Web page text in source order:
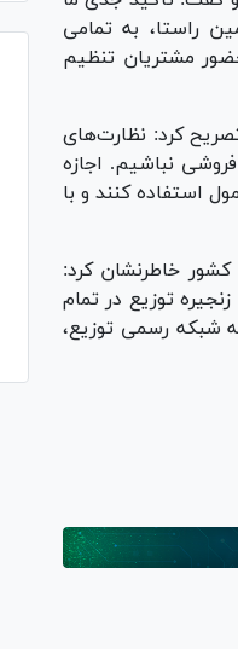
راستا، به تمامی
مشتریان تنظیم
کرد: نظارت‌های
نباشیم. اجازه
استفاده کنند و با
خاطرنشان کرد:
توزیع در تمام
شبکه رسمی توزیع،